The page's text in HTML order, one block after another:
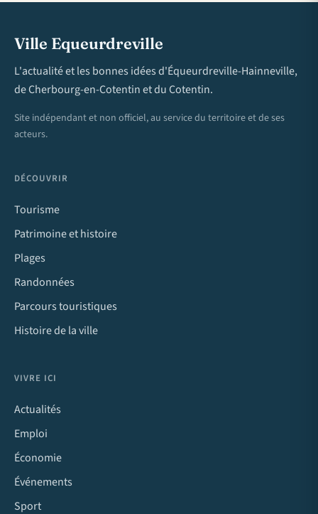
Ville Equeurdreville
L'actualité et les bonnes idées d'Équeurdreville-Hainneville,
de Cherbourg-en-Cotentin et du Cotentin.
Site indépendant et non officiel, au service du territoire et de ses
acteurs.
DÉCOUVRIR
Tourisme
Patrimoine et histoire
Plages
Randonnées
Parcours touristiques
Histoire de la ville
VIVRE ICI
Actualités
Emploi
Économie
Événements
Sport